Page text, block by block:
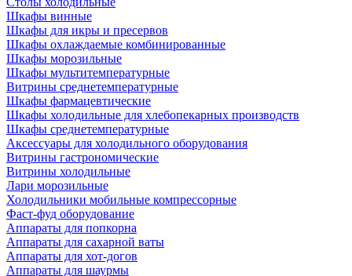
Шкафы винные
Шкафы для икры и пресервов
Шкафы охлаждаемые комбинированные
Шкафы морозильные
Шкафы мультитемпературные
Витрины среднетемпературные
Шкафы фармацевтические
Шкафы холодильные для хлебопекарных производств
Шкафы среднетемпературные
Аксессуары для холодильного оборудования
Витрины гастрономические
Витрины холодильные
Лари морозильные
Холодильники мобильные компрессорные
Фаст-фуд оборудование
Аппараты для попкорна
Аппараты для сахарной ваты
Аппараты для хот-догов
Аппараты для шаурмы